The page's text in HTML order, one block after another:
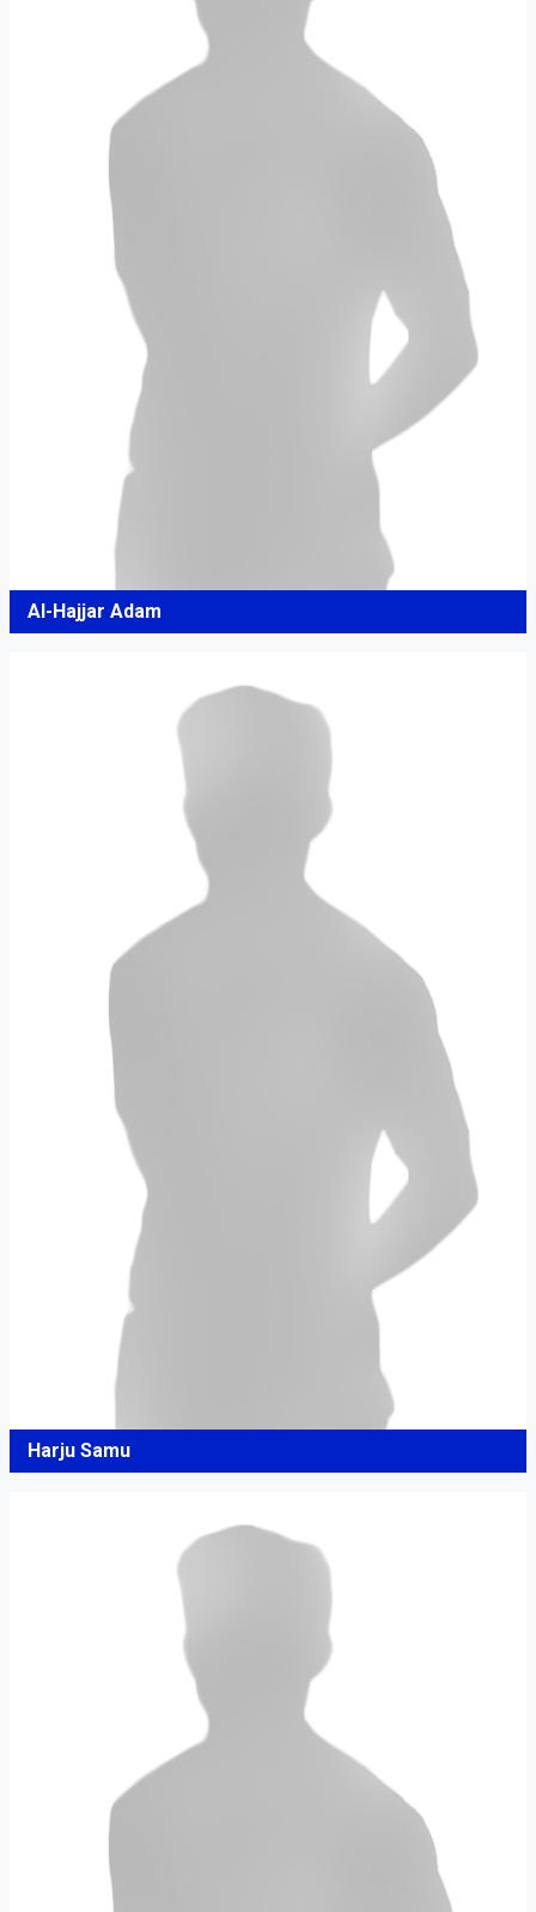
Al-Hajjar Adam
Harju Samu